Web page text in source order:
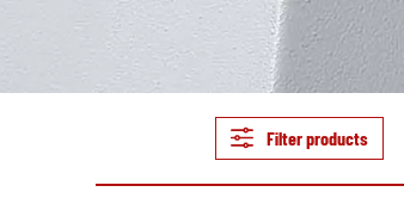
Filter products